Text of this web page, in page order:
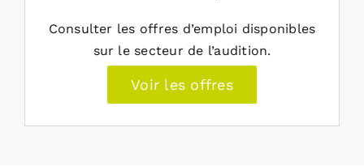
Consulter les offres d’emploi disponibles
sur le secteur de l’audition.
Voir les offres